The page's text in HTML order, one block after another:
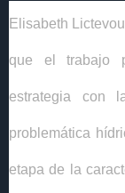
Elisabeth
que el trabajo
estrategia con
problemática
etapa de la